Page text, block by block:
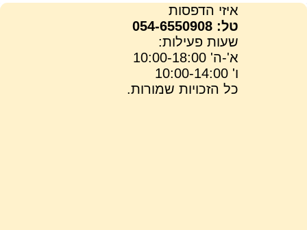
איזי הדפסות
טל: 054-6550908
שעות פעילות:
א'-ה' 10:00-18:00
ו' 10:00-14:00
כל הזכויות שמורות.